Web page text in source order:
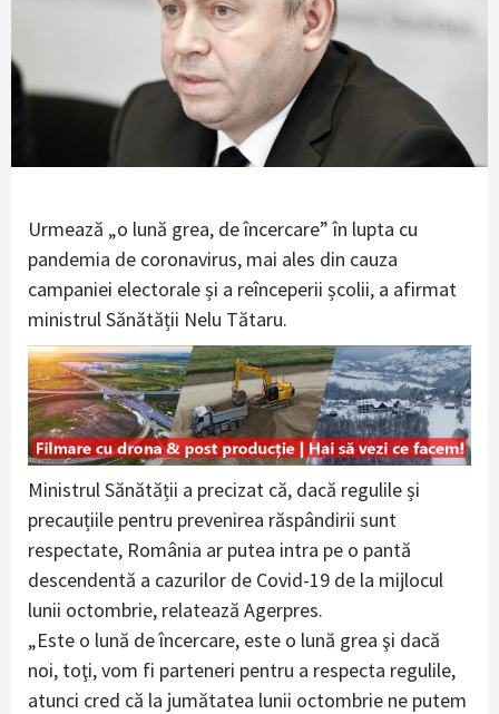
Urmează „o lună grea, de încercare” în lupta cu
pandemia de coronavirus, mai ales din cauza
campaniei electorale și a reînceperii școlii, a afirmat
ministrul Sănătății Nelu Tătaru.
Ministrul Sănătății a precizat că, dacă regulile și
precauțiile pentru prevenirea răspândirii sunt
respectate, România ar putea intra pe o pantă
descendentă a cazurilor de Covid-19 de la mijlocul
lunii octombrie, relatează Agerpres.
„Este o lună de încercare, este o lună grea şi dacă
noi, toţi, vom fi parteneri pentru a respecta regulile,
atunci cred că la jumătatea lunii octombrie ne putem